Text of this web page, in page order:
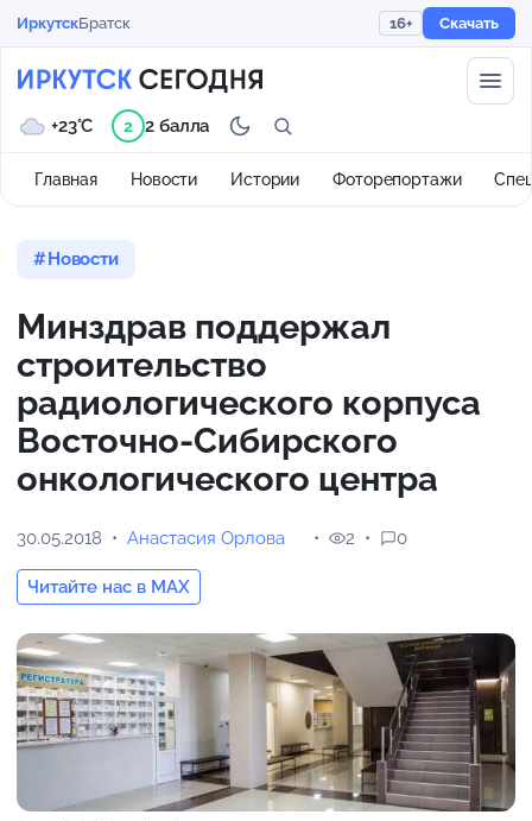
ИркутскБратск 16+ Скачать
Главная Новости Истории Фоторепортажи
+23°C 2 2 балла
Новости
Минздрав поддержал
строительство
радиологического корпуса
Восточно-Сибирского
онкологического центра
30.05.2018 Анастасия Орлова
Читайте нас в MAX
2 0